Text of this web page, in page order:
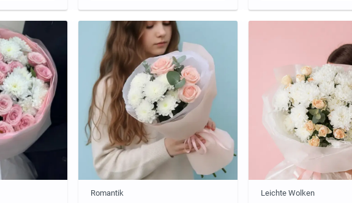
Romantik Leichte Wolken